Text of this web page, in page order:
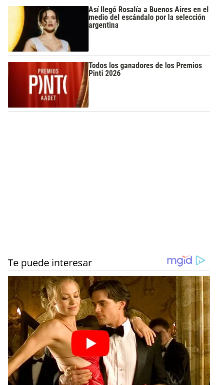
Así llegó Rosalía a Buenos Aires en el
medio del escándalo por la selección
argentina
Todos los ganadores de los Premios
Pinti 2026